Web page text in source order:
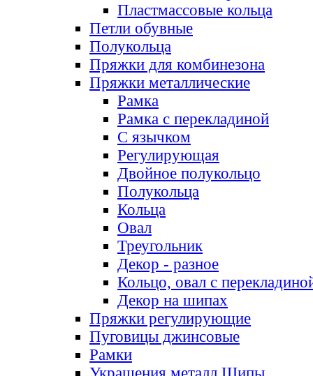
Пластмассовые кольца
Петли обувные
Полукольца
Пряжки для комбинезона
Пряжки металлические
Рамка
Рамка с перекладиной
С язычком
Регулирующая
Двойное полукольцо
Полукольца
Кольца
Овал
Треугольник
Декор - разное
Кольцо, овал с
Декор на шипах
Пряжки регулирующие
Пуговицы джинсовые
Рамки